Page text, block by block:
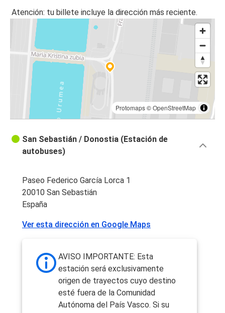
Atención: tu billete incluye la dirección más reciente.
Protomaps©OpenStreetMap
San Sebastián / Donostia (Estación de
autobuses)
Paseo Federico García Lorca 1
20010 San Sebastián
España
Ver esta dirección en Google Maps
AVISO IMPORTANTE: Esta
estación será exclusivamente
origen de trayectos cuyo destino
esté fuera de la Comunidad
Autónoma del País Vasco. Si su